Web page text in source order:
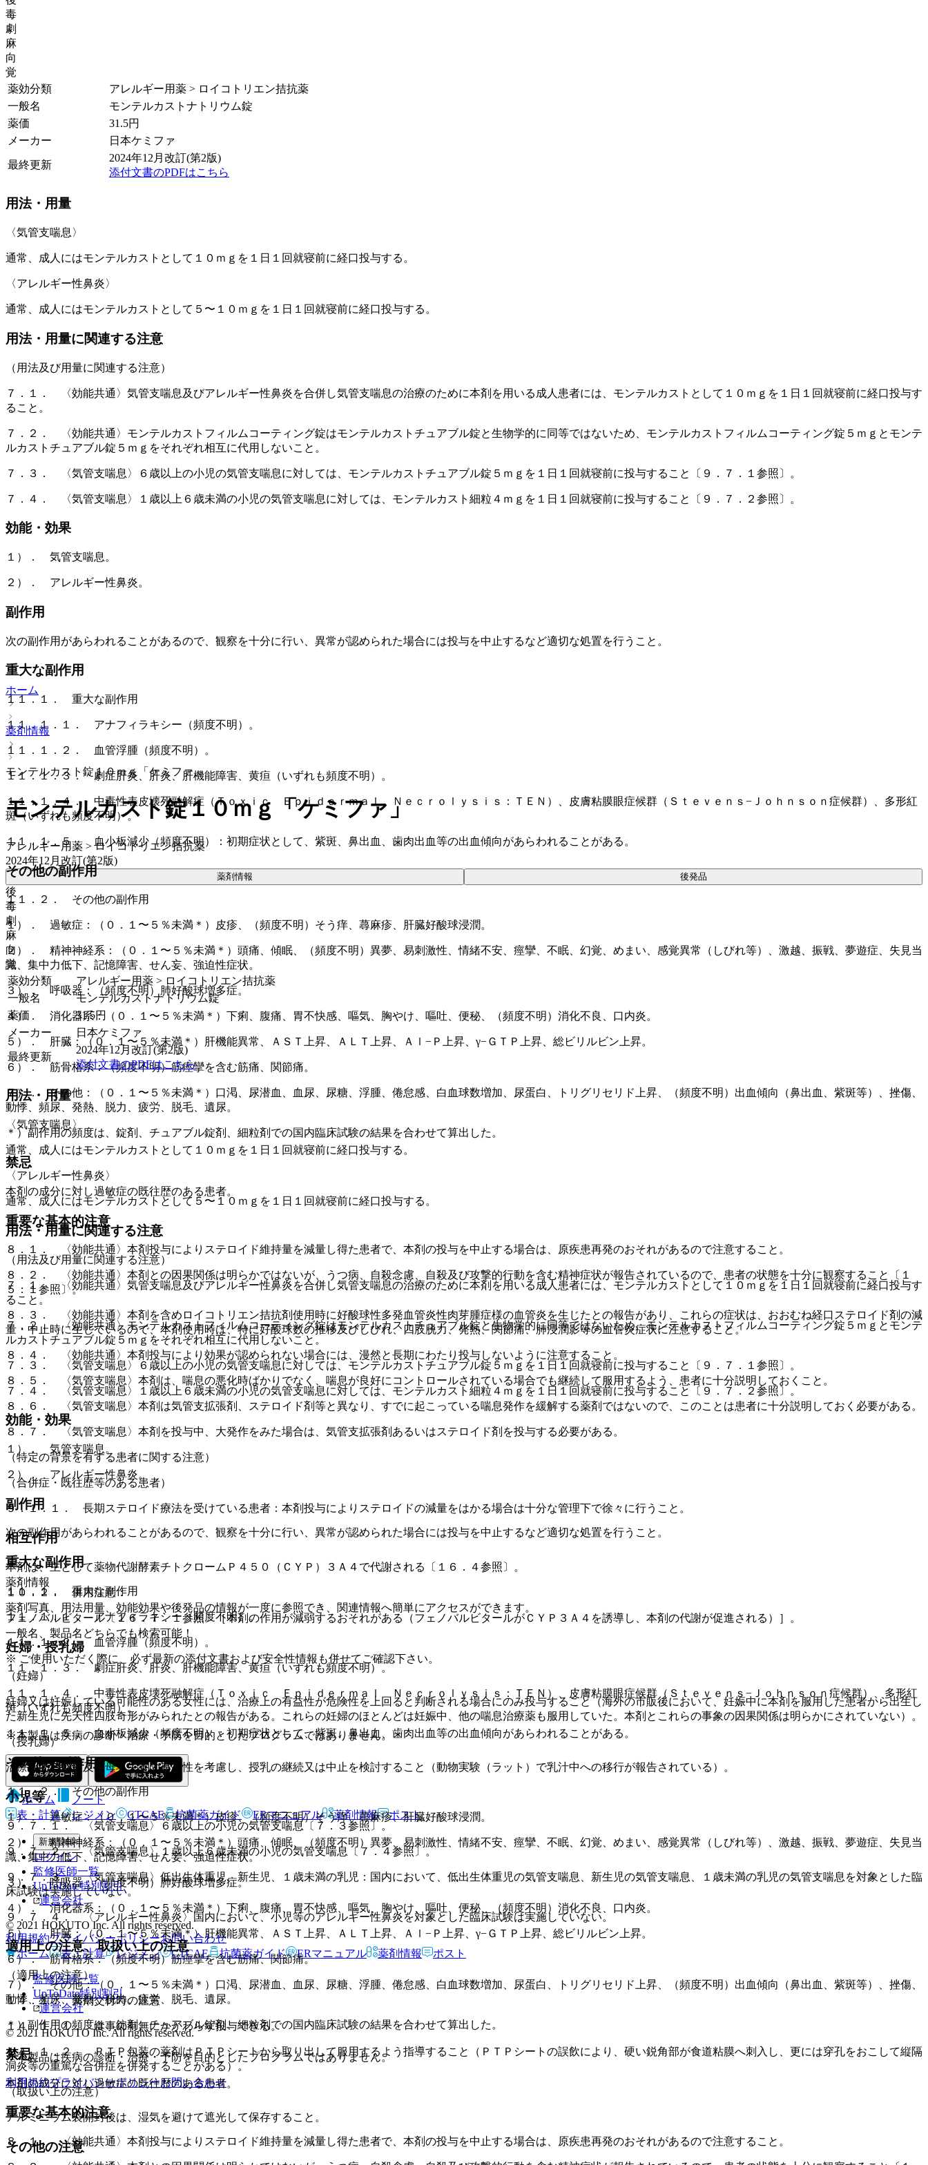
毒
劇
麻
向
覚
薬効分類
アレルギー用薬 > ロイコトリエン拮抗薬
一般名
モンテルカストナトリウム錠
薬価
31.5円
メーカー
日本ケミファ
最終更新
2024年12月改訂(第2版)
添付文書のPDFはこちら
用法・用量
〈気管支喘息〉
通常、成人にはモンテルカストとして１０ｍｇを１日１回就寝前に経口投与する。
〈アレルギー性鼻炎〉
通常、成人にはモンテルカストとして５〜１０ｍｇを１日１回就寝前に経口投与する。
用法・用量に関連する注意
（用法及び用量に関連する注意）
７．１． 〈効能共通〉気管支喘息及びアレルギー性鼻炎を合併し気管支喘息の治療のために本剤を用いる成人患者には、モンテルカストとして１０ｍｇを１日１回就寝前に経口投与す
ること。
７．２． 〈効能共通〉モンテルカストフィルムコーティング錠はモンテルカストチュアブル錠と生物学的に同等ではないため、モンテルカストフィルムコーティング錠５ｍｇとモンテ
ルカストチュアブル錠５ｍｇをそれぞれ相互に代用しないこと。
７．３． 〈気管支喘息〉６歳以上の小児の気管支喘息に対しては、モンテルカストチュアブル錠５ｍｇを１日１回就寝前に投与すること〔９．７．１参照〕。
７．４． 〈気管支喘息〉１歳以上６歳未満の小児の気管支喘息に対しては、モンテルカスト細粒４ｍｇを１日１回就寝前に投与すること〔９．７．２参照〕。
効能・効果
１）． 気管支喘息。
２）． アレルギー性鼻炎。
副作用
次の副作用があらわれることがあるので、観察を十分に行い、異常が認められた場合には投与を中止するなど適切な処置を行うこと。
重大な副作用
１１．１． 重大な副作用
１１．１．１． アナフィラキシー（頻度不明）。
１１．１．２． 血管浮腫（頻度不明）。
１１．１．３． 劇症肝炎、肝炎、肝機能障害、黄疸（いずれも頻度不明）。
１１．１．４． 中毒性表皮壊死融解症（Ｔｏｘｉｃ Ｅｐｉｄｅｒｍａｌ Ｎｅｃｒｏｌｙｓｉｓ：ＴＥＮ）、皮膚粘膜眼症候群（Ｓｔｅｖｅｎｓ−Ｊｏｈｎｓｏｎ症候群）、多形紅
斑（いずれも頻度不明）。
１１．１．５． 血小板減少（頻度不明）：初期症状として、紫斑、鼻出血、歯肉出血等の出血傾向があらわれることがある。
その他の副作用
１１．２． その他の副作用
１）． 過敏症：（０．１〜５％未満＊）皮疹、（頻度不明）そう痒、蕁麻疹、肝臓好酸球浸潤。
２）． 精神神経系：（０．１〜５％未満＊）頭痛、傾眠、（頻度不明）異夢、易刺激性、情緒不安、痙攣、不眠、幻覚、めまい、感覚異常（しびれ等）、激越、振戦、夢遊症、失見当
識、集中力低下、記憶障害、せん妄、強迫性症状。
３）． 呼吸器：（頻度不明）肺好酸球増多症。
４）． 消化器系：（０．１〜５％未満＊）下痢、腹痛、胃不快感、嘔気、胸やけ、嘔吐、便秘、（頻度不明）消化不良、口内炎。
５）． 肝臓：（０．１〜５％未満＊）肝機能異常、ＡＳＴ上昇、ＡＬＴ上昇、Ａｌ−Ｐ上昇、γ−ＧＴＰ上昇、総ビリルビン上昇。
６）． 筋骨格系：（頻度不明）筋痙攣を含む筋痛、関節痛。
７）． その他：（０．１〜５％未満＊）口渇、尿潜血、血尿、尿糖、浮腫、倦怠感、白血球数増加、尿蛋白、トリグリセリド上昇、（頻度不明）出血傾向（鼻出血、紫斑等）、挫傷、
動悸、頻尿、発熱、脱力、疲労、脱毛、遺尿。
＊）副作用の頻度は、錠剤、チュアブル錠剤、細粒剤での国内臨床試験の結果を合わせて算出した。
禁忌
本剤の成分に対し過敏症の既往歴のある患者。
重要な基本的注意
８．１． 〈効能共通〉本剤投与によりステロイド維持量を減量し得た患者で、本剤の投与を中止する場合は、原疾患再発のおそれがあるので注意すること。
８．２． 〈効能共通〉本剤との因果関係は明らかではないが、うつ病、自殺念慮、自殺及び攻撃的行動を含む精神症状が報告されているので、患者の状態を十分に観察すること〔１
５．１参照〕。
８．３． 〈効能共通〉本剤を含めロイコトリエン拮抗剤使用時に好酸球性多発血管炎性肉芽腫症様の血管炎を生じたとの報告があり、これらの症状は、おおむね経口ステロイド剤の減
量・中止時に生じているので、本剤使用時は、特に好酸球数の推移及びしびれ、四肢脱力、発熱、関節痛、肺浸潤影等の血管炎症状に注意すること。
８．４． 〈効能共通〉本剤投与により効果が認められない場合には、漫然と長期にわたり投与しないように注意すること。
８．５． 〈気管支喘息〉本剤は、喘息の悪化時ばかりでなく、喘息が良好にコントロールされている場合でも継続して服用するよう、患者に十分説明しておくこと。
８．６． 〈気管支喘息〉本剤は気管支拡張剤、ステロイド剤等と異なり、すでに起こっている喘息発作を緩解する薬剤ではないので、このことは患者に十分説明しておく必要がある。
８．７． 〈気管支喘息〉本剤を投与中、大発作をみた場合は、気管支拡張剤あるいはステロイド剤を投与する必要がある。
（特定の背景を有する患者に関する注意）
（合併症・既往歴等のある患者）
９．１．１． 長期ステロイド療法を受けている患者：本剤投与によりステロイドの減量をはかる場合は十分な管理下で徐々に行うこと。
相互作用
本剤は、主として薬物代謝酵素チトクロームＰ４５０（ＣＹＰ）３Ａ４で代謝される〔１６．４参照〕。
１０．２． 併用注意：
フェノバルビタール〔１６．７．１参照〕［本剤の作用が減弱するおそれがある（フェノバルビタールがＣＹＰ３Ａ４を誘導し、本剤の代謝が促進される）］。
妊婦・授乳婦
（妊婦）
妊婦又は妊娠している可能性のある女性には、治療上の有益性が危険性を上回ると判断される場合にのみ投与すること（海外の市販後において、妊娠中に本剤を服用した患者から出生し
た新生児に先天性四肢奇形がみられたとの報告がある。これらの妊婦のほとんどは妊娠中、他の喘息治療薬も服用していた。本剤とこれらの事象の因果関係は明らかにされていない）。
（授乳婦）
治療上の有益性及び母乳栄養の有益性を考慮し、授乳の継続又は中止を検討すること（動物実験（ラット）で乳汁中への移行が報告されている）。
小児等
９．７．１． 〈気管支喘息〉６歳以上の小児の気管支喘息〔７．３参照〕。
９．７．２． 〈気管支喘息〉１歳以上６歳未満の小児の気管支喘息〔７．４参照〕。
９．７．３． 〈気管支喘息〉低出生体重児、新生児、１歳未満の乳児：国内において、低出生体重児の気管支喘息、新生児の気管支喘息、１歳未満の乳児の気管支喘息を対象とした臨
床試験は実施していない。
９．７．４． 〈アレルギー性鼻炎〉国内において、小児等のアレルギー性鼻炎を対象とした臨床試験は実施していない。
適用上の注意、取扱い上の注意
（適用上の注意）
１４．１． 薬剤交付時の注意
１４．１．１． 食事の有無にかかわらず投与できる。
１４．１．２． ＰＴＰ包装の薬剤はＰＴＰシートから取り出して服用するよう指導すること（ＰＴＰシートの誤飲により、硬い鋭角部が食道粘膜へ刺入し、更には穿孔をおこして縦隔
洞炎等の重篤な合併症を併発することがある）。
（取扱い上の注意）
アルミニウム袋開封後は、湿気を避けて遮光して保存すること。
その他の注意
ホーム
薬剤情報
モンテルカスト錠１０ｍｇ「ケミファ」
モンテルカスト錠１０ｍｇ「ケミファ」
アレルギー用薬 > ロイコトリエン拮抗薬
2024年12月改訂(第2版)
薬剤情報 後発品
後
毒
劇
麻
向
覚
薬効分類
アレルギー用薬 > ロイコトリエン拮抗薬
一般名
モンテルカストナトリウム錠
薬価
31.5円
メーカー
日本ケミファ
最終更新
2024年12月改訂(第2版)
添付文書のPDFはこちら
用法・用量
〈気管支喘息〉
通常、成人にはモンテルカストとして１０ｍｇを１日１回就寝前に経口投与する。
〈アレルギー性鼻炎〉
通常、成人にはモンテルカストとして５〜１０ｍｇを１日１回就寝前に経口投与する。
用法・用量に関連する注意
（用法及び用量に関連する注意）
７．１． 〈効能共通〉気管支喘息及びアレルギー性鼻炎を合併し気管支喘息の治療のために本剤を用いる成人患者には、モンテルカストとして１０ｍｇを１日１回就寝前に経口投与す
ること。
７．２． 〈効能共通〉モンテルカストフィルムコーティング錠はモンテルカストチュアブル錠と生物学的に同等ではないため、モンテルカストフィルムコーティング錠５ｍｇとモンテ
ルカストチュアブル錠５ｍｇをそれぞれ相互に代用しないこと。
７．３． 〈気管支喘息〉６歳以上の小児の気管支喘息に対しては、モンテルカストチュアブル錠５ｍｇを１日１回就寝前に投与すること〔９．７．１参照〕。
７．４． 〈気管支喘息〉１歳以上６歳未満の小児の気管支喘息に対しては、モンテルカスト細粒４ｍｇを１日１回就寝前に投与すること〔９．７．２参照〕。
効能・効果
１）． 気管支喘息。
２）． アレルギー性鼻炎。
副作用
次の副作用があらわれることがあるので、観察を十分に行い、異常が認められた場合には投与を中止するなど適切な処置を行うこと。
重大な副作用
１１．１． 重大な副作用
１１．１．１． アナフィラキシー（頻度不明）。
１１．１．２． 血管浮腫（頻度不明）。
１１．１．３． 劇症肝炎、肝炎、肝機能障害、黄疸（いずれも頻度不明）。
１１．１．４． 中毒性表皮壊死融解症（Ｔｏｘｉｃ Ｅｐｉｄｅｒｍａｌ Ｎｅｃｒｏｌｙｓｉｓ：ＴＥＮ）、皮膚粘膜眼症候群（Ｓｔｅｖｅｎｓ−Ｊｏｈｎｓｏｎ症候群）、多形紅
斑（いずれも頻度不明）。
１１．１．５． 血小板減少（頻度不明）：初期症状として、紫斑、鼻出血、歯肉出血等の出血傾向があらわれることがある。
その他の副作用
１１．２． その他の副作用
１）． 過敏症：（０．１〜５％未満＊）皮疹、（頻度不明）そう痒、蕁麻疹、肝臓好酸球浸潤。
２）． 精神神経系：（０．１〜５％未満＊）頭痛、傾眠、（頻度不明）異夢、易刺激性、情緒不安、痙攣、不眠、幻覚、めまい、感覚異常（しびれ等）、激越、振戦、夢遊症、失見当
識、集中力低下、記憶障害、せん妄、強迫性症状。
３）． 呼吸器：（頻度不明）肺好酸球増多症。
４）． 消化器系：（０．１〜５％未満＊）下痢、腹痛、胃不快感、嘔気、胸やけ、嘔吐、便秘、（頻度不明）消化不良、口内炎。
５）． 肝臓：（０．１〜５％未満＊）肝機能異常、ＡＳＴ上昇、ＡＬＴ上昇、Ａｌ−Ｐ上昇、γ−ＧＴＰ上昇、総ビリルビン上昇。
６）． 筋骨格系：（頻度不明）筋痙攣を含む筋痛、関節痛。
７）． その他：（０．１〜５％未満＊）口渇、尿潜血、血尿、尿糖、浮腫、倦怠感、白血球数増加、尿蛋白、トリグリセリド上昇、（頻度不明）出血傾向（鼻出血、紫斑等）、挫傷、
動悸、頻尿、発熱、脱力、疲労、脱毛、遺尿。
＊）副作用の頻度は、錠剤、チュアブル錠剤、細粒剤での国内臨床試験の結果を合わせて算出した。
禁忌
本剤の成分に対し過敏症の既往歴のある患者。
重要な基本的注意
８．１． 〈効能共通〉本剤投与によりステロイド維持量を減量し得た患者で、本剤の投与を中止する場合は、原疾患再発のおそれがあるので注意すること。
薬剤情報
薬剤写真、用法用量、効能効果や後発品の情報が一度に参照でき、関連情報へ簡単にアクセスができます。
一般名、製品名どちらでも検索可能！
※ ご使用いただく際に、必ず最新の添付文書および安全性情報も併せてご確認下さい。
※本製品は疾病の診断・治療・予防を目的としたプログラムではありません。
ホーム
ノート
表・計算
レジメン CTCAE 抗菌薬ガイド ERマニュアル 薬剤情報 ポスト
新規登録
ログイン
監修医師一覧
UpToDate特別割引
運営会社
© 2021 HOKUTO Inc. All rights reserved.
利用規約プライバシーポリシーお問い合わせ
ホーム
表・計算 レジメン CTCAE 抗菌薬ガイド ERマニュアル 薬剤情報 ポスト
監修医師一覧
UpToDate特別割引
運営会社
© 2021 HOKUTO Inc. All rights reserved.
※本製品は疾病の診断・治療・予防を目的としたプログラムではありません。
利用規約プライバシーポリシーお問い合わせ